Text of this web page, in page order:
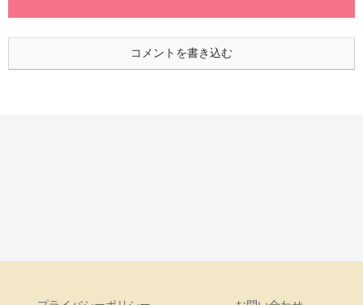
コメントを書き込む